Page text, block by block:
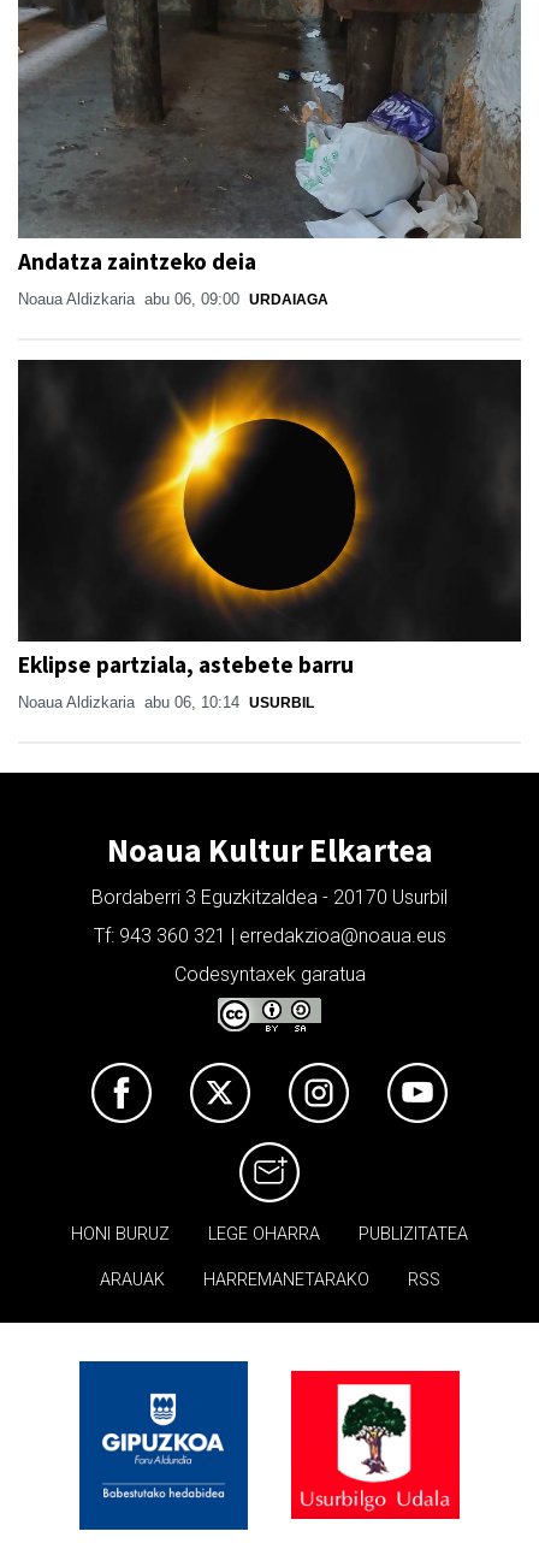
Andatza zaintzeko deia
Noaua Aldizkaria abu 06, 09:00 URDAIAGA
Eklipse partziala, astebete barru
Noaua Aldizkaria abu 06, 10:14 USURBIL
Noaua Kultur Elkartea
Bordaberri 3 Eguzkitzaldea - 20170 Usurbil
Tf: 943 360 321 | erredakzioa@noaua.eus
Codesyntaxek garatua
HONI BURUZ LEGE OHARRA PUBLIZITATEA
ARAUAK HARREMANETARAKO RSS